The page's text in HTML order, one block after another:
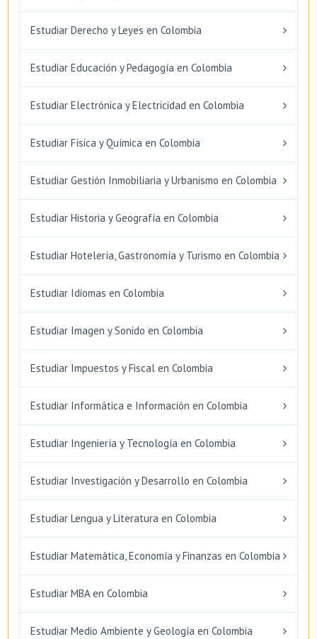
Estudiar Derecho y Leyes en Colombia
Estudiar Educación y Pedagogía en Colombia
Estudiar Electrónica y Electricidad en Colombia
Estudiar Física y Química en Colombia
Estudiar Gestión Inmobiliaria y Urbanismo en Colombia
Estudiar Historia y Geografía en Colombia
Estudiar Hotelería, Gastronomía y Turismo en Colombia
Estudiar Idiomas en Colombia
Estudiar Imagen y Sonido en Colombia
Estudiar Impuestos y Fiscal en Colombia
Estudiar Informática e Información en Colombia
Estudiar Ingeniería y Tecnología en Colombia
Estudiar Investigación y Desarrollo en Colombia
Estudiar Lengua y Literatura en Colombia
Estudiar Matemática, Economía y Finanzas en Colombia
Estudiar MBA en Colombia
Estudiar Medio Ambiente y Geología en Colombia